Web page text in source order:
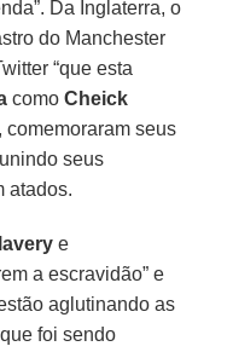
Da Inglaterra, o
do Manchester
“que esta
comoCheick
comemoraram seus
seus
atados.
e
a escravidão” e
aglutinando as
foi sendo